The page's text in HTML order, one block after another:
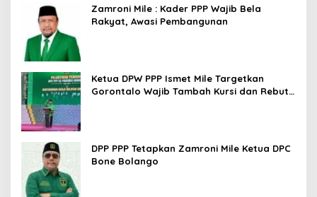
Zamroni Mile : Kader PPP Wajib Bela
Rakyat, Awasi Pembangunan
Ketua DPW PPP Ismet Mile Targetkan
Gorontalo Wajib Tambah Kursi dan Rebut
DPP PPP Tetapkan Zamroni Mile Ketua DPC
Bone Bolango